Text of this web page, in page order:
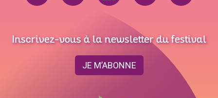
Inscrivez-vous à la newsletter du festival
JE M’ABONNE